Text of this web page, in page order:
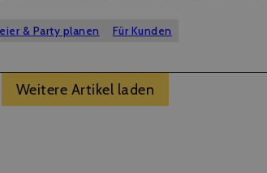
– mit einer 20er Jahre Mottoparty. Ihr
& Party planen Für Kunden
Weitere Artikel laden